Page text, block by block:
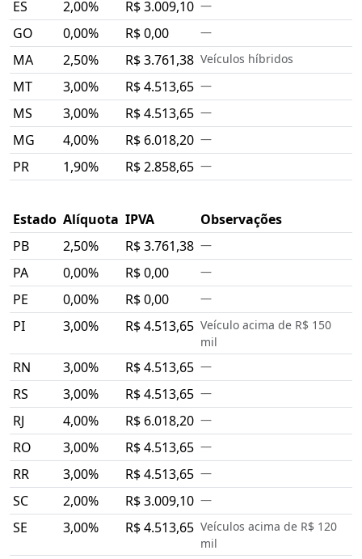
ES 2,00% R$ 3.009,10 —
GO 0,00% R$ 0,00 —
MA 2,50% R$ 3.761,38 Veículos híbridos
MT 3,00% R$ 4.513,65 —
MS 3,00% R$ 4.513,65 —
MG 4,00% R$ 6.018,20 —
PR 1,90% R$ 2.858,65 —
Estado Alíquota IPVA
Observações
PB
2,50% R$ 3.761,38 —
PA 0,00% R$ 0,00 —
PE 0,00% R$ 0,00 —
PI 3,00% R$ 4.513,65 Veículo acima de R$ 150
mil
RN 3,00% R$ 4.513,65 —
RS 3,00% R$ 4.513,65 —
RJ 4,00% R$ 6.018,20 —
RO 3,00% R$ 4.513,65 —
RR 3,00% R$ 4.513,65 —
SC 2,00% R$ 3.009,10 —
SE 3,00% R$ 4.513,65 Veículos acima de R$ 120
mil